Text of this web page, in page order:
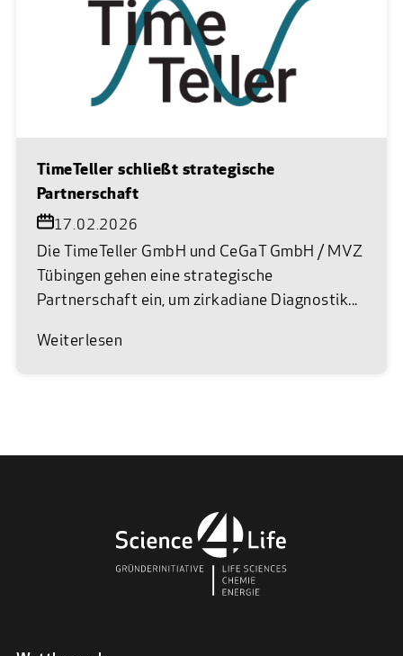
TimeTeller schließt strategische
Partnerschaft
17.02.2026
Die TimeTeller GmbH und CeGaT GmbH / MVZ
Tübingen gehen eine strategische
Partnerschaft ein, um zirkadiane Diagnostik...
Weiterlesen